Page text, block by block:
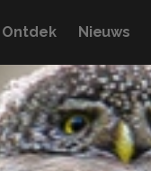
Ontdek Nieuws